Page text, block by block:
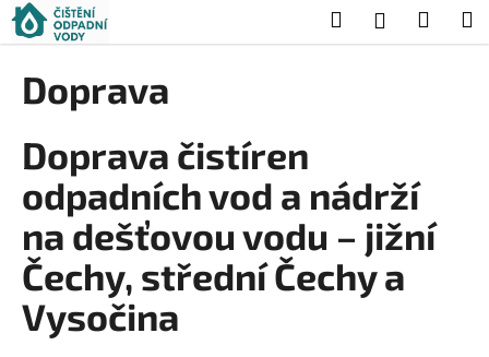
Přejít
obsah
HledatPřihlášení
Doprava
Doprava čistíren
odpadních vod a nádrží
na dešťovou vodu – jižní
Čechy, střední Čechy a
Vysočina
K
o
o
p
o
t
ř
e
b